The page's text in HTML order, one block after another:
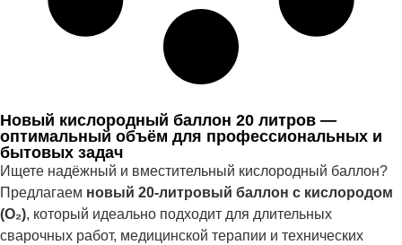
Новый кислородный баллон 20 литров —
оптимальный объём для профессиональных и
бытовых задач
Ищете надёжный и вместительный кислородный баллон?
Предлагаем новый 20-литровый баллон с кислородом
(O₂), который идеально подходит для длительных
сварочных работ, медицинской терапии и технических